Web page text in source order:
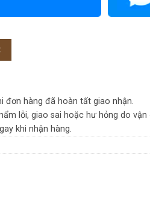
Grapfruit) 1L - Chai quantity
đơn hàng đã hoàn tất giao nhận.
lỗi, giao sai hoặc hư hỏng do vận
khi nhận hàng.